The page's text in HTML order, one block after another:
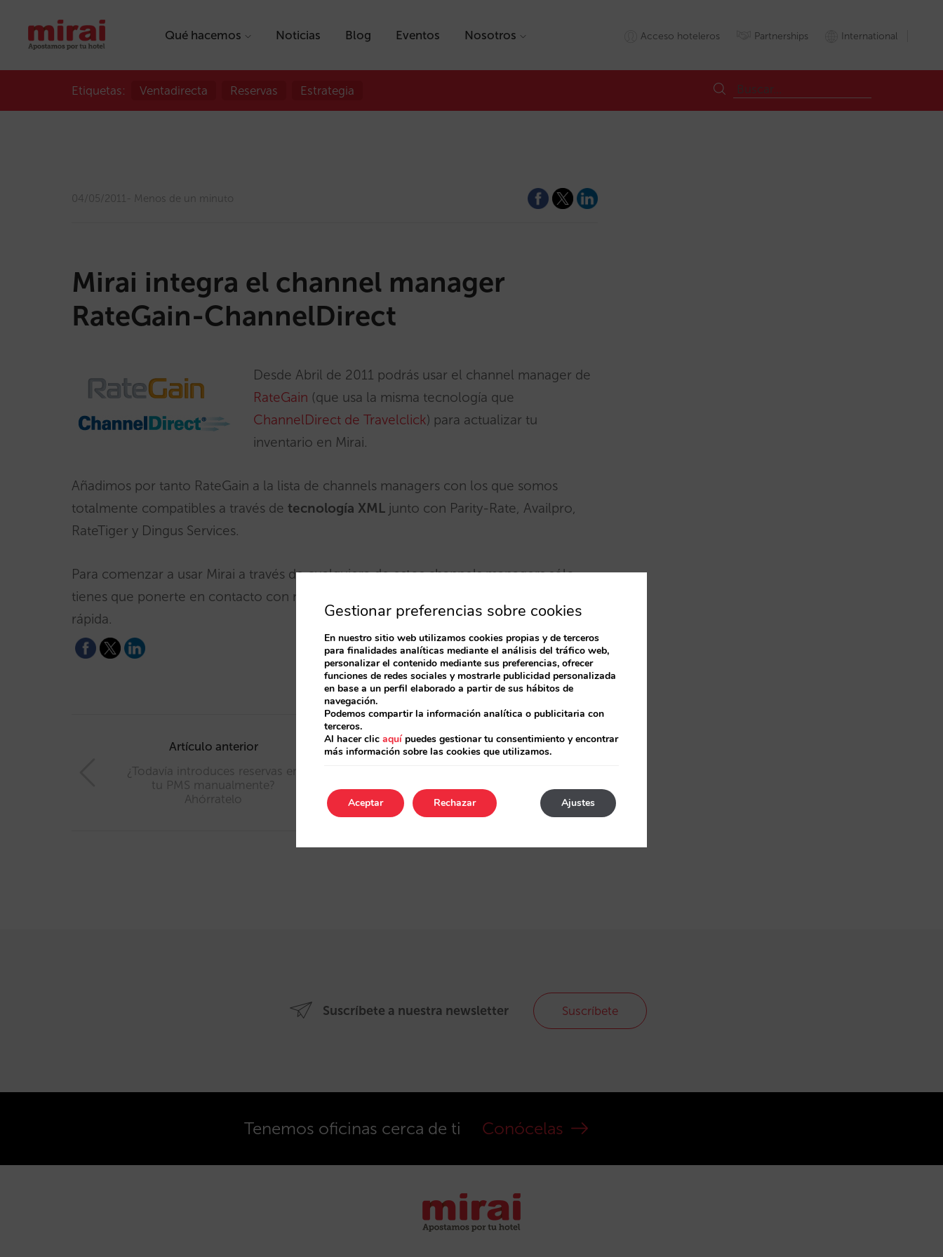
Qué hacemos Noticias Blog Eventos Nosotros Acceso hoteleros Partnerships International
Etiquetas: Ventadirecta Reservas Estrategia
04/05/2011 Menos de un minuto
Mirai integra el channel manager
RateGain-ChannelDirect
Desde Abril de 2011 podrás usar el channel manager de
RateGain (que usa la misma tecnología que
ChannelDirect de Travelclick) para actualizar tu
inventario en Mirai.
Añadimos por tanto RateGain a la lista de channels managers con los que somos
totalmente compatibles a través de tecnología XML junto con Parity-Rate, Availpro,
RateTiger y Dingus Services.
Para comenzar a usar Mirai a través de cualquiera de estos channels managers sólo
tienes que ponerte en contacto con nosotros y te facilitaremos el acceso de manera
rápida.
Artículo anterior
¿Todavía introduces reservas en
tu PMS manualmente?
Ahórratelo
Artículo siguiente
Suscríbete a nuestra newsletter Suscríbete
Tenemos oficinas cerca de ti Conócelas
Gestionar preferencias sobre cookies
En nuestro sitio web utilizamos cookies propias y de terceros
para finalidades analíticas mediante el análisis del tráfico web,
personalizar el contenido mediante sus preferencias, ofrecer
funciones de redes sociales y mostrarle publicidad personalizada
en base a un perfil elaborado a partir de sus hábitos de
navegación.
Podemos compartir la información analítica o publicitaria con
terceros.
Al hacer clic aquípuedes gestionar tu consentimiento y encontrar
más información sobre las cookies que utilizamos.
Aceptar Ajustes
Rechazar